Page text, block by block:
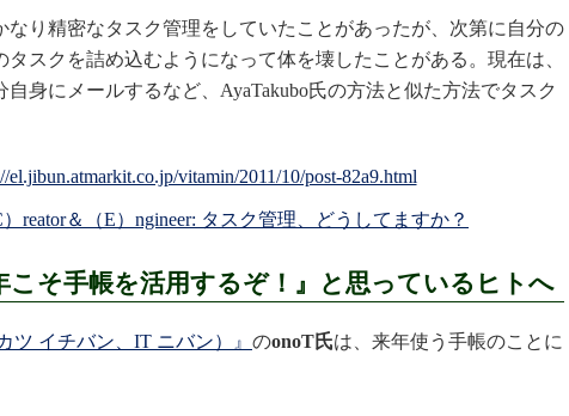
り精密なタスク管理をしていたことがあったが、次第に自分の
スクを詰め込むようになって体を壊したことがある。現在は、
身にメールするなど、AyaTakubo氏の方法と似た方法でタスク
reator＆（E）ngineer: タスク管理、どうしてますか？
こそ手帳を活用するぞ！』と思っているヒトへ
ツ イチバン、IT ニバン）』 のonoT氏は、来年使う手帳のことに